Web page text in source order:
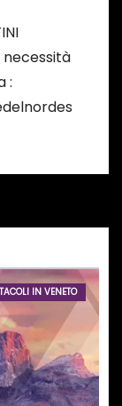
necessità
:
IN VENETO